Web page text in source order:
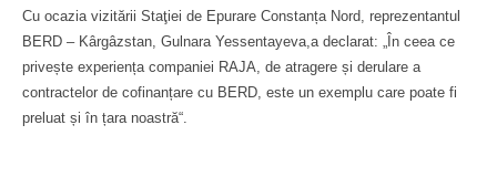
Cu ocazia vizitării Staţiei de Epurare Constanța Nord, reprezentantul
BERD – Kârgâzstan, Gulnara Yessentayeva,a declarat: „În ceea ce
privește experiența companiei RAJA, de atragere și derulare a
contractelor de cofinanțare cu BERD, este un exemplu care poate fi
preluat și în țara noastră“.